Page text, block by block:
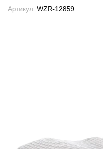
Артикул: WZR-12859